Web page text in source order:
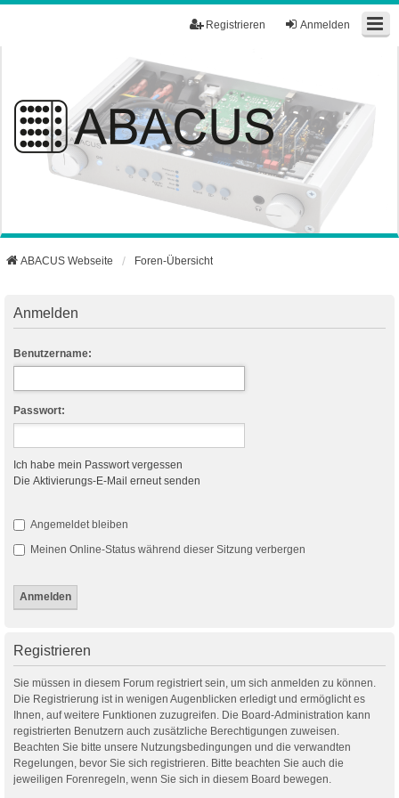
Anmelden
Registrieren
ABACUS Webseite Foren-Übersicht
Anmelden
Benutzername:
Passwort:
Ich habe mein Passwort vergessen
Die Aktivierungs-E-Mail erneut senden
Angemeldet bleiben
Meinen Online-Status während dieser Sitzung verbergen
Registrieren
Sie müssen in diesem Forum registriert sein, um sich anmelden zu können.
Die Registrierung ist in wenigen Augenblicken erledigt und ermöglicht es
Ihnen, auf weitere Funktionen zuzugreifen. Die Board-Administration kann
registrierten Benutzern auch zusätzliche Berechtigungen zuweisen.
Beachten Sie bitte unsere Nutzungsbedingungen und die verwandten
Regelungen, bevor Sie sich registrieren. Bitte beachten Sie auch die
jeweiligen Forenregeln, wenn Sie sich in diesem Board bewegen.